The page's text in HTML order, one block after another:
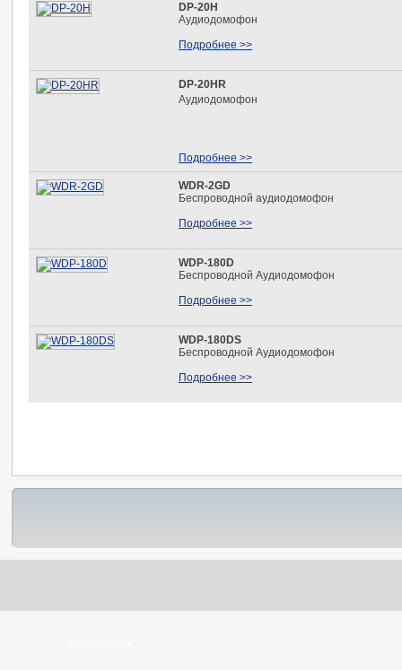
DP-20H
Аудиодомофон
Подробнее >>
DP-20HR
Аудиодомофон
Подробнее >>
WDR-2GD
Беспроводной аудиодомофон
Подробнее >>
WDP-180D
Беспроводной Аудиодомофон
Подробнее >>
WDP-180DS
Беспроводной Аудиодомофон
Подробнее >>